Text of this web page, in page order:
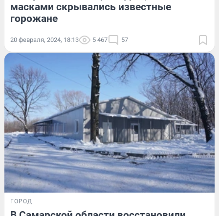
масками скрывались известные
горожане
20 февраля, 2024, 18:13 5 467 57
ГОРОД